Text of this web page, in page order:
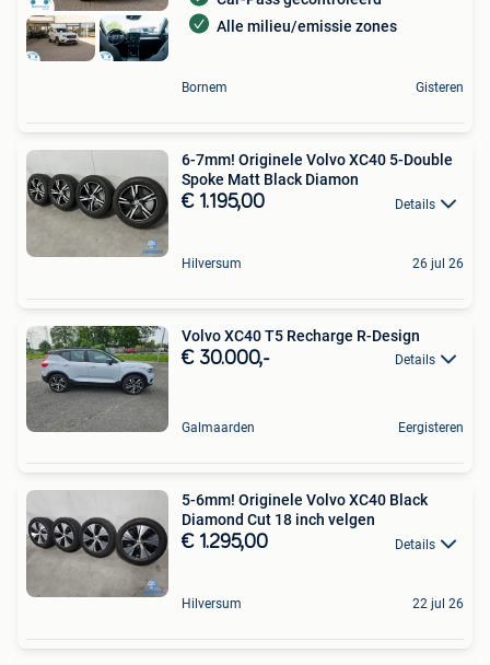
Alle milieu/emissie zones
Bornem Gisteren
6-7mm! Originele Volvo XC40 5-Double
Spoke Matt Black Diamon
€ 1.195,00 Details
Hilversum 26 jul 26
Volvo XC40 T5 Recharge R-Design
€ 30.000,- Details
Galmaarden Eergisteren
5-6mm! Originele Volvo XC40 Black
Diamond Cut 18 inch velgen
€ 1.295,00 Details
Hilversum 22 jul 26